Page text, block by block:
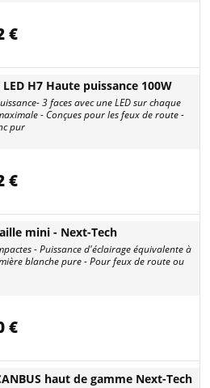
€
H7 Haute puissance 100W
3 faces avec une LED sur chaque
- Conçues pour les feux de route -
pur
€
mini - Next-Tech
- Puissance d'éclairage équivalente à
blanche pure - Pour feux de route ou
€
haut de gamme Next-Tech